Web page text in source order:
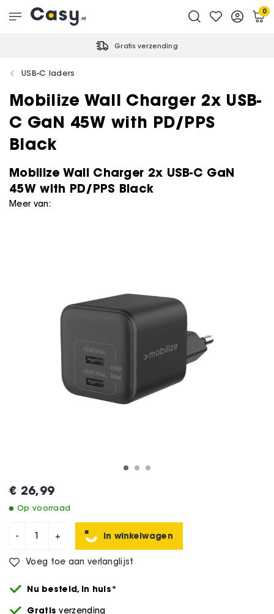
Gratis verzending
0
USB-C laders
Mobilize Wall Charger 2x USB-
C GaN 45W with PD/PPS
Black
Mobilize Wall Charger 2x USB-C GaN
45W with PD/PPS Black
Meer van:
€ 26,99
Op voorraad
- + In winkelwagen
Voeg toe aan verlanglijst
Nu besteld, in huis*
Gratis verzending